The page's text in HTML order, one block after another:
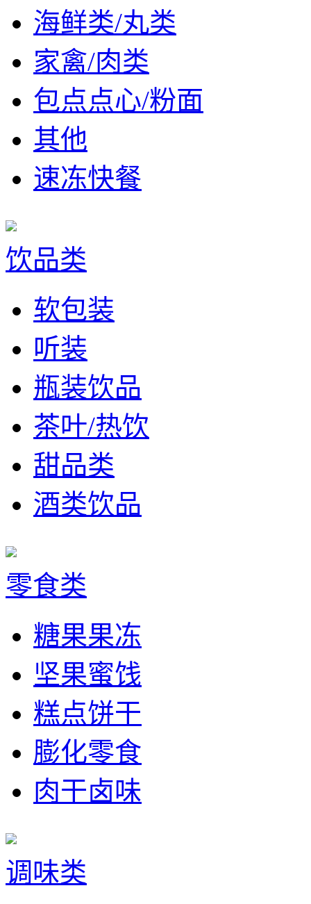
海鲜类/丸类
家禽/肉类
包点点心/粉面
其他
速冻快餐
饮品类
软包装
听装
瓶装饮品
茶叶/热饮
甜品类
酒类饮品
零食类
糖果果冻
坚果蜜饯
糕点饼干
膨化零食
肉干卤味
调味类